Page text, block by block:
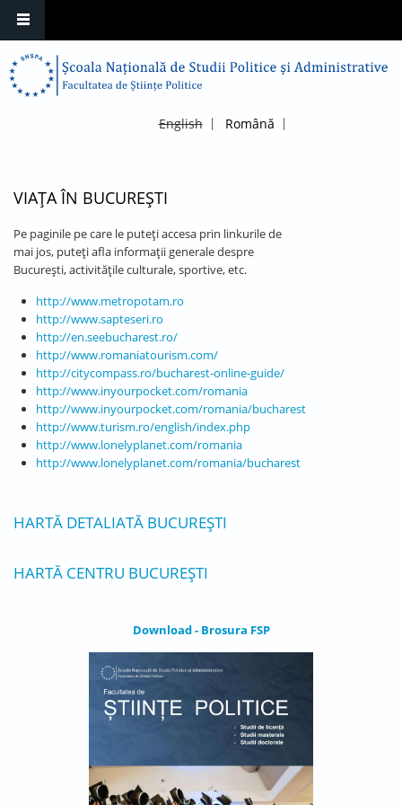
English Română
VIAȚA ÎN BUCUREȘTI
Pe paginile pe care le puteți accesa prin linkurile de
mai jos, puteți afla informații generale despre
București, activitățile culturale, sportive, etc.
http://www.metropotam.ro
http://www.sapteseri.ro
http://en.seebucharest.ro/
http://www.romaniatourism.com/
http://citycompass.ro/bucharest-online-guide/
http://www.inyourpocket.com/romania
http://www.inyourpocket.com/romania/bucharest
http://www.turism.ro/english/index.php
http://www.lonelyplanet.com/romania
http://www.lonelyplanet.com/romania/bucharest
HARTĂ DETALIATĂ BUCUREȘTI
HARTĂ CENTRU BUCUREȘTI
Download - Brosura FSP